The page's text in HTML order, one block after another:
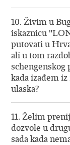
10. Živim u
iskaznicu
putovati u
ali u tom
kada izađem
ulaska?
11. Želim
dozvole u
sada kada